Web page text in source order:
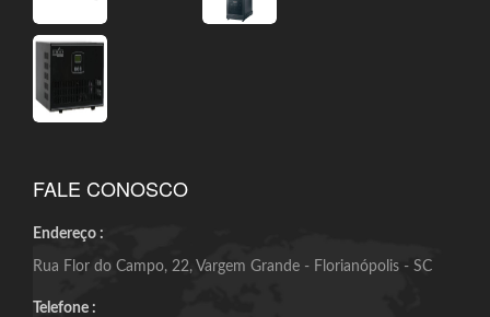
FALE CONOSCO
Endereço :
Rua Flor do Campo, 22, Vargem Grande - Florianópolis - SC
Telefone :